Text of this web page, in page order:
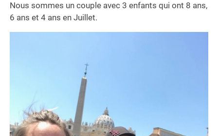
Nous sommes un couple avec 3 enfants qui ont 8 ans,
6 ans et 4 ans en Juillet.